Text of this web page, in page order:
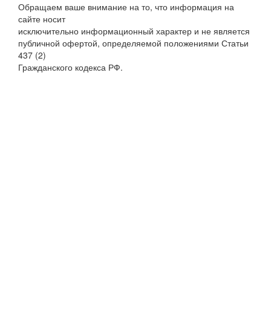
Обращаем ваше внимание на то, что информация на
сайте носит
исключительно информационный характер и не является
публичной офертой, определяемой положениями Статьи
437 (2)
Гражданского кодекса РФ.